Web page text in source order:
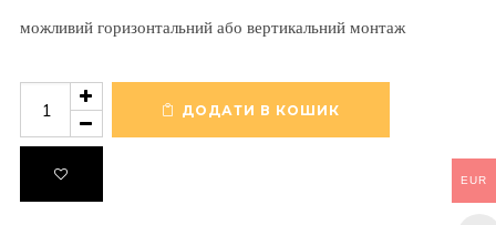
можливий горизонтальний або вертикальний монтаж
Декоративна
рамка
пластикова
чорний
серія
ДОДАТИ В КОШИК
EUR